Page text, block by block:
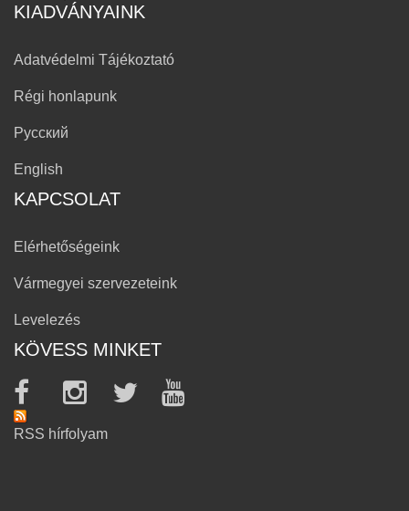
KIADVÁNYAINK
Adatvédelmi Tájékoztató
Régi honlapunk
Русский
English
KAPCSOLAT
Elérhetőségeink
Vármegyei szervezeteink
Levelezés
KÖVESS MINKET
RSS hírfolyam